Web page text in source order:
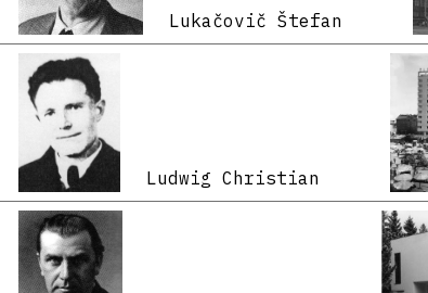
Lukačovič Štefan
Ludwig Christian